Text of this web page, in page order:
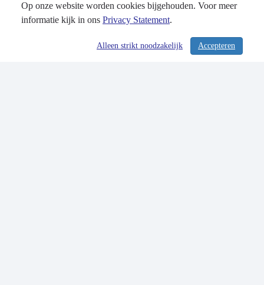
/ 304
Op onze website worden cookies bijgehouden. Voor meer
informatie kijk in ons Privacy Statement.
Accepteren
Alleen strikt noodzakelijk